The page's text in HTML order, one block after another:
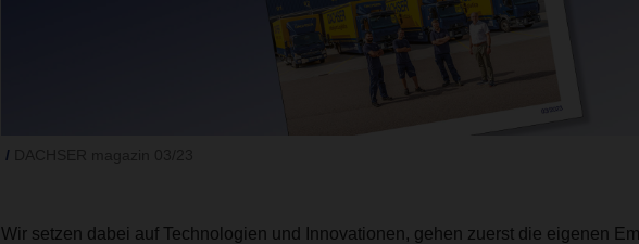
Wir setzen dabei auf Technologien und Innovationen, gehen zuerst die eigenen